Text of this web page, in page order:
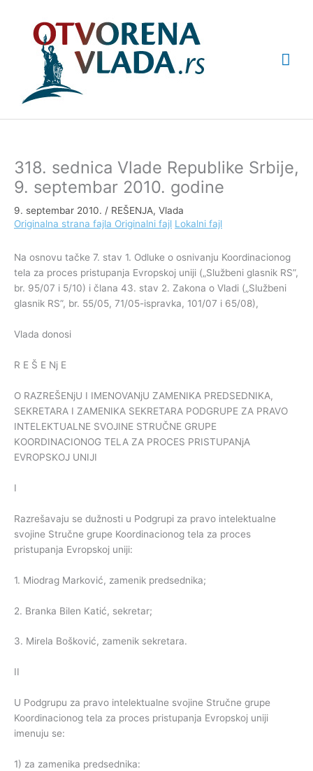
318. sednica Vlade Republike Srbije,
9. septembar 2010. godine
9. septembar 2010. / REŠENJA, Vlada
Originalna strana fajla Originalni fajl Lokalni fajl
Na osnovu tačke 7. stav 1. Odluke o osnivanju Koordinacionog
tela za proces pristupanja Evropskoj uniji („Službeni glasnik RS”,
br. 95/07 i 5/10) i člana 43. stav 2. Zakona o Vladi („Službeni
glasnik RS”, br. 55/05, 71/05-ispravka, 101/07 i 65/08),
Vlada donosi
R E Š E Nj E
O RAZREŠENjU I IMENOVANjU ZAMENIKA PREDSEDNIKA,
SEKRETARA I ZAMENIKA SEKRETARA PODGRUPE ZA PRAVO
INTELEKTUALNE SVOJINE STRUČNE GRUPE
KOORDINACIONOG TELA ZA PROCES PRISTUPANjA
EVROPSKOJ UNIJI
I
Razrešavaju se dužnosti u Podgrupi za pravo intelektualne
svojine Stručne grupe Koordinacionog tela za proces
pristupanja Evropskoj uniji:
1. Miodrag Marković, zamenik predsednika;
2. Branka Bilen Katić, sekretar;
3. Mirela Bošković, zamenik sekretara.
II
U Podgrupu za pravo intelektualne svojine Stručne grupe
Koordinacionog tela za proces pristupanja Evropskoj uniji
imenuju se:
1) za zamenika predsednika: